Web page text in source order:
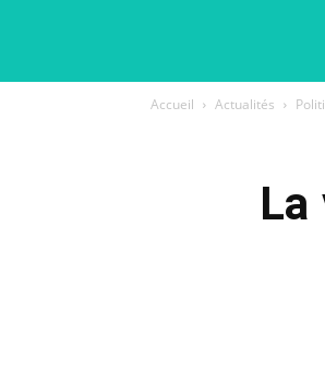
Accueil Actualités